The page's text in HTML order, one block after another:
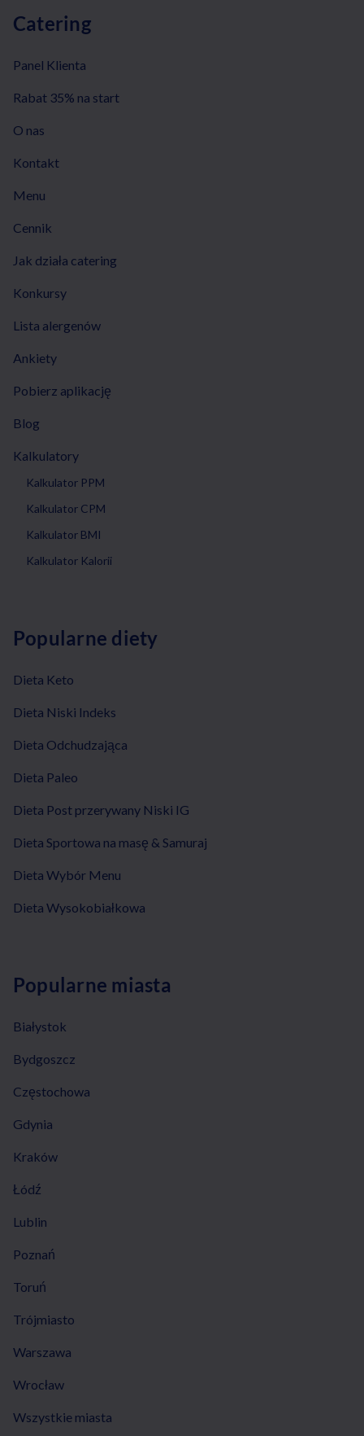
Catering
Panel Klienta
Rabat 35% na start
O nas
Kontakt
Menu
Cennik
Jak działa catering
Konkursy
Lista alergenów
Ankiety
Pobierz aplikację
Blog
Kalkulatory
Kalkulator PPM
Kalkulator CPM
Kalkulator BMI
Kalkulator Kalorii
Popularne diety
Dieta Keto
Dieta Niski Indeks
Dieta Odchudzająca
Dieta Paleo
Dieta Post przerywany Niski IG
Dieta Sportowa na masę & Samuraj
Dieta Wybór Menu
Dieta Wysokobiałkowa
Popularne miasta
Białystok
Bydgoszcz
Częstochowa
Gdynia
Kraków
Łódź
Lublin
Poznań
Toruń
Trójmiasto
Warszawa
Wrocław
Wszystkie miasta